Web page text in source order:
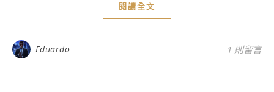
閱讀全文
Eduardo 1 則留言